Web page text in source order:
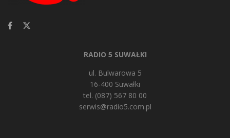
RADIO 5 SUWAŁKI
ul. Bulwarowa 5
16-400 Suwałki
tel. (087) 567 80 00
serwis@radio5.com.pl